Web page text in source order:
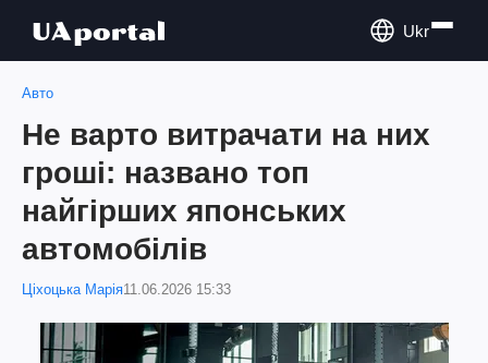
Ukr
Авто
Не варто витрачати на них
гроші: названо топ
найгірших японських
автомобілів
Ціхоцька Марія11.06.2026 15:33